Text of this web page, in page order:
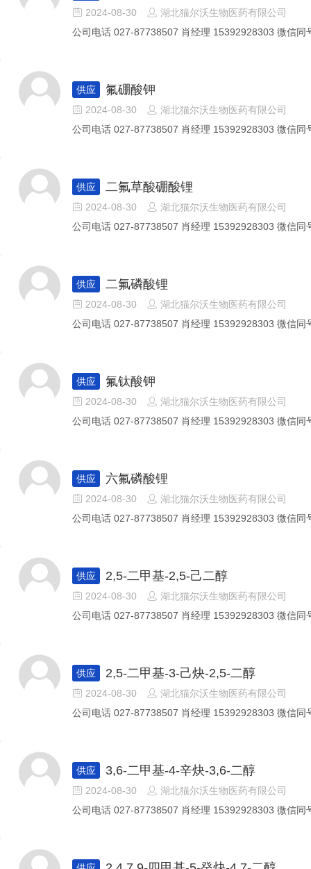
 2024-08-30  湖北猫尔沃生物医药有限公司
公司电话 027-87738507 肖经理 15392928303 微信同
供应 氟硼酸钾
 2024-08-30  湖北猫尔沃生物医药有限公司
公司电话 027-87738507 肖经理 15392928303 微信同
供应 二氟草酸硼酸锂
 2024-08-30  湖北猫尔沃生物医药有限公司
公司电话 027-87738507 肖经理 15392928303 微信同
供应 二氟磷酸锂
 2024-08-30  湖北猫尔沃生物医药有限公司
公司电话 027-87738507 肖经理 15392928303 微信同
供应 氟钛酸钾
 2024-08-30  湖北猫尔沃生物医药有限公司
公司电话 027-87738507 肖经理 15392928303 微信同
供应 六氟磷酸锂
 2024-08-30  湖北猫尔沃生物医药有限公司
公司电话 027-87738507 肖经理 15392928303 微信同
供应 2,5-二甲基-2,5-己二醇
 2024-08-30  湖北猫尔沃生物医药有限公司
公司电话 027-87738507 肖经理 15392928303 微信同
供应 2,5-二甲基-3-己炔-2,5-二醇
 2024-08-30  湖北猫尔沃生物医药有限公司
公司电话 027-87738507 肖经理 15392928303 微信同
供应 3,6-二甲基-4-辛炔-3,6-二醇
 2024-08-30  湖北猫尔沃生物医药有限公司
公司电话 027-87738507 肖经理 15392928303 微信同